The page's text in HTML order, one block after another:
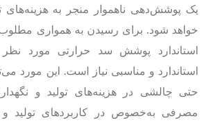
یک پوشش‌دهی ناهموار منجر به هزینه‌های
خواهد شود. برای رسیدن به همواری
استاندارد پوشش سد حرارتی مورد
استاندارد و مناسبی نیاز است. این مورد
حتی چالشی در هزینه‌های تولید و
مصرفی به‌خصوص در کاربردهای تولید و